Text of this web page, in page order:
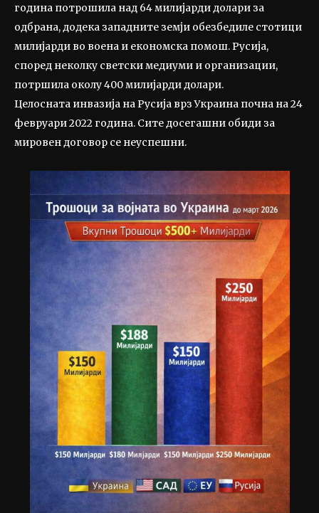
година потрошила над 64 милијарди долари за
одбрана, додека западните земји обезбедиле стотици
милијарди во воена и економска помош. Русија,
според неколку светски медиуми и организации,
потршила околу 400 милијарди долари.
Целосната инвазија на Русија врз Украина почна на 24
февруари 2022 година. Сите досегашни обиди за
мировен договор се неуспешни.